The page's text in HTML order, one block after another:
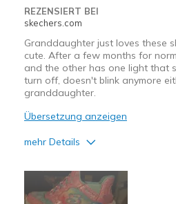
REZENSIERT BEI
skechers.com
Granddaughter just loves these
cute. After a few months for
and the other has one light that
turn off, doesn't blink anymore
granddaughter.
Übersetzung anzeigen
mehr Details
Attractive Design